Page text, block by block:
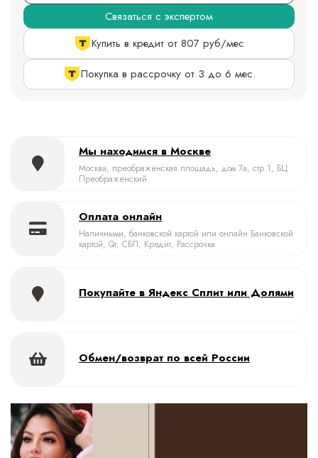
Связаться с экспертом
Купить в кредит от 807 руб/мес
Покупка в рассрочку от 3 до 6 мес.
Мы находимся в Москве
Москва, преображенская площадь, дом 7а, стр.1, БЦ
Преображенский
Оплата онлайн
Наличными, банковской картой или онлайн Банковской
картой, Qr, СБП, Кредит, Рассрочка
Покупайте в Яндекс Сплит или Долями
Обмен/возврат по всей России